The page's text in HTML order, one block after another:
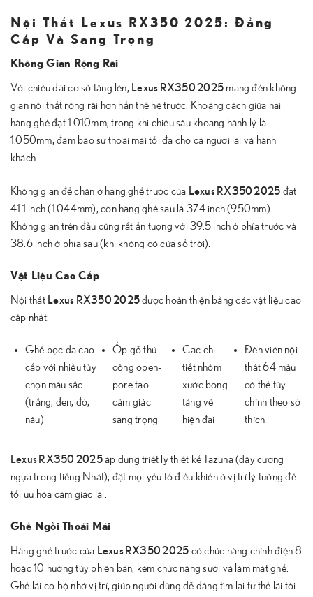
Nội Thất Lexus RX350 2025: Đẳng
Cấp Và Sang Trọng
Không Gian Rộng Rãi
Với chiều dài cơ sở tăng lên, Lexus RX350 2025 mang đến không
gian nội thất rộng rãi hơn hẳn thế hệ trước. Khoảng cách giữa hai
hàng ghế đạt 1.010mm, trong khi chiều sâu khoang hành lý là
1.050mm, đảm bảo sự thoải mái tối đa cho cả người lái và hành
khách.
Không gian để chân ở hàng ghế trước của Lexus RX350 2025 đạt
41.1 inch (1.044mm), còn hàng ghế sau là 37.4 inch (950mm).
Không gian trên đầu cũng rất ấn tượng với 39.5 inch ở phía trước và
38.6 inch ở phía sau (khi không có cửa sổ trời).
Vật Liệu Cao Cấp
Nội thất Lexus RX350 2025được hoàn thiện bằng các vật liệu cao
cấp nhất:
Ghế bọc da cao
cấp với nhiều tùy
chọn màu sắc
(trắng, đen, đỏ,
nâu)
Ốp gỗ thủ
công open-
pore tạo
cảm giác
sang trọng
Các chi
tiết nhôm
xước bóng
tăng vẻ
hiện đại
Đèn viền nội
thất 64 màu
có thể tùy
chỉnh theo sở
thích
Lexus RX350 2025áp dụng triết lý thiết kế Tazuna (dây cương
ngựa trong tiếng Nhật), đặt mọi yếu tố điều khiển ở vị trí lý tưởng để
tối ưu hóa cảm giác lái.
Ghế Ngồi Thoải Mái
Hàng ghế trước của Lexus RX350 2025 có chức năng chỉnh điện 8
hoặc 10 hướng tùy phiên bản, kèm chức năng sưởi và làm mát ghế.
Ghế lái có bộ nhớ vị trí, giúp người dùng dễ dàng tìm lại tư thế lái tối